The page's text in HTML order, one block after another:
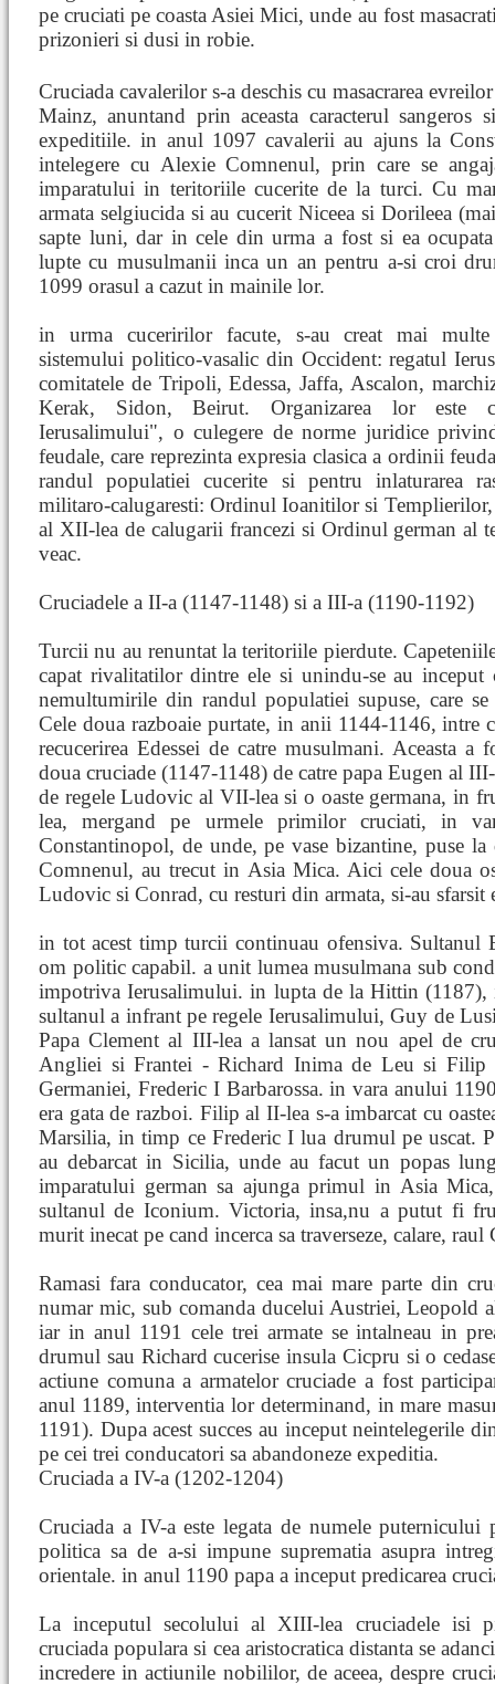
pe cruciati pe coasta Asiei Mici, unde au fost
prizonieri si dusi in robie.
Cruciada cavalerilor s-a deschis cu masacrarea
Mainz, anuntand prin aceasta caracterul sangeros
expeditiile. in anul 1097 cavalerii au ajuns la
intelegere cu Alexie Comnenul, prin care se
imparatului in teritoriile cucerite de la turci. Cu
armata selgiucida si au cucerit Niceea si Dorileea
sapte luni, dar in cele din urma a fost si ea
lupte cu musulmanii inca un an pentru a-si croi
1099 orasul a cazut in mainile lor.
in urma cuceririlor facute, s-au creat mai
sistemului politico-vasalic din Occident: regatul
comitatele de Tripoli, Edessa, Jaffa, Ascalon,
Kerak, Sidon, Beirut. Organizarea lor este
Ierusalimului", o culegere de norme juridice
feudale, care reprezinta expresia clasica a ordinii
randul populatiei cucerite si pentru inlaturarea
militaro-calugaresti: Ordinul Ioanitilor si
al XII-lea de calugarii francezi si Ordinul german al
veac.
Cruciadele a II-a (1147-1148) si a III-a (1190-1192)
Turcii nu au renuntat la teritoriile pierdute.
capat rivalitatilor dintre ele si unindu-se au inceput
nemultumirile din randul populatiei supuse, care
Cele doua razboaie purtate, in anii 1144-1146, intre
recucerirea Edessei de catre musulmani. Aceasta a
doua cruciade (1147-1148) de catre papa Eugen al
de regele Ludovic al VII-lea si o oaste germana, in
lea, mergand pe urmele primilor cruciati, in
Constantinopol, de unde, pe vase bizantine, puse
Comnenul, au trecut in Asia Mica. Aici cele doua
Ludovic si Conrad, cu resturi din armata, si-au
in tot acest timp turcii continuau ofensiva.
om politic capabil. a unit lumea musulmana sub
impotriva Ierusalimului. in lupta de la Hittin (1187),
sultanul a infrant pe regele Ierusalimului, Guy de
Papa Clement al III-lea a lansat un nou apel de
Angliei si Frantei - Richard Inima de Leu si Filip
Germaniei, Frederic I Barbarossa. in vara anului
era gata de razboi. Filip al II-lea s-a imbarcat cu
Marsilia, in timp ce Frederic I lua drumul pe uscat.
au debarcat in Sicilia, unde au facut un popas
imparatului german sa ajunga primul in Asia
sultanul de Iconium. Victoria, insa,nu a putut fi
murit inecat pe cand incerca sa traverseze, calare, raul
Ramasi fara conducator, cea mai mare parte din
numar mic, sub comanda ducelui Austriei, Leopold
iar in anul 1191 cele trei armate se intalneau in
drumul sau Richard cucerise insula Cicpru si o
actiune comuna a armatelor cruciade a fost
anul 1189, interventia lor determinand, in mare
1191). Dupa acest succes au inceput neintelegerile
pe cei trei conducatori sa abandoneze expeditia.
Cruciada a IV-a (1202-1204)
Cruciada a IV-a este legata de numele
politica sa de a-si impune suprematia asupra
orientale. in anul 1190 papa a inceput predicarea
La inceputul secolului al XIII-lea cruciadele isi
cruciada populara si cea aristocratica distanta se
incredere in actiunile nobililor, de aceea, despre